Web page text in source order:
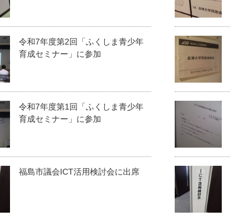
令和7年度第2回「ふくしま青少年
育成セミナー」に参加
令和7年度第1回「ふくしま青少年
育成セミナー」に参加
福島市議会ICT活用検討会に出席